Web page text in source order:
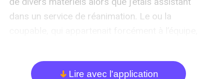
dans un service de réanimation. Le ou la
appel à la police pour qu’elle nous interroge tous,
et les incidents ont cessé du jour au lendemain.
arrow_down Lire avec l'application